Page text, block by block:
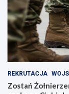
REKRUTACJA
Zostań